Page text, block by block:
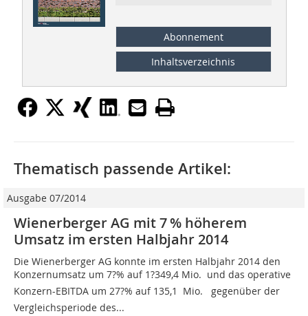
Abonnement
Inhaltsverzeichnis
Thematisch passende Artikel:
Ausgabe 07/2014
Wienerberger AG mit 7 % höherem
Umsatz im ersten Halbjahr 2014
Die Wienerberger AG konnte im ersten Halbjahr 2014 den
Konzernumsatz um 7?% auf 1?349,4 Mio.  und das operative
Konzern-EBITDA um 27?% auf 135,1 Mio.  gegenüber der
Vergleichsperiode des...